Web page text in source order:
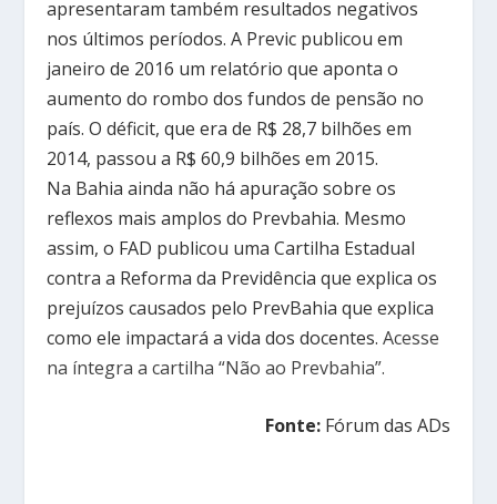
apresentaram também resultados negativos
nos últimos períodos. A Previc publicou em
janeiro de 2016 um relatório que aponta o
aumento do rombo dos fundos de pensão no
país. O déficit, que era de R$ 28,7 bilhões em
2014, passou a R$ 60,9 bilhões em 2015.
Na Bahia ainda não há apuração sobre os
reflexos mais amplos do Prevbahia. Mesmo
assim, o FAD publicou uma Cartilha Estadual
contra a Reforma da Previdência que explica os
prejuízos causados pelo PrevBahia que explica
como ele impactará a vida dos docentes.Acesse
na íntegra a cartilha “Não ao Prevbahia”.
Fonte:Fórum das ADs